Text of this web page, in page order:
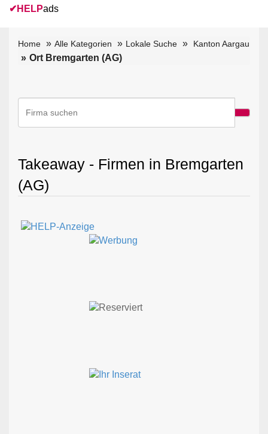
✔ HELPads
Home Alle Kategorien Lokale Suche Kanton Aargau
Ort Bremgarten (AG)
Takeaway - Firmen in Bremgarten
(AG)